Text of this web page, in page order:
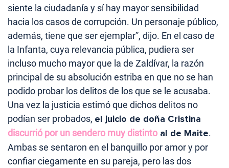
siente la ciudadanía y sí hay mayor sensibilidad
hacia los casos de corrupción. Un personaje público,
además, tiene que ser ejemplar”, dijo. En el caso de
la Infanta, cuya relevancia pública, pudiera ser
incluso mucho mayor que la de Zaldívar, la razón
principal de su absolución estriba en que no se han
podido probar los delitos de los que se le acusaba.
Una vez la justicia estimó que dichos delitos no
podían ser probados, el juicio de doña Cristina
discurrió por un sendero muy distinto al de Maite.
Ambas se sentaron en el banquillo por amor y por
confiar ciegamente en su pareja, pero las dos